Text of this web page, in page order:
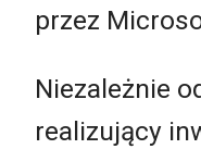
przez
Niezależnie
realizujący